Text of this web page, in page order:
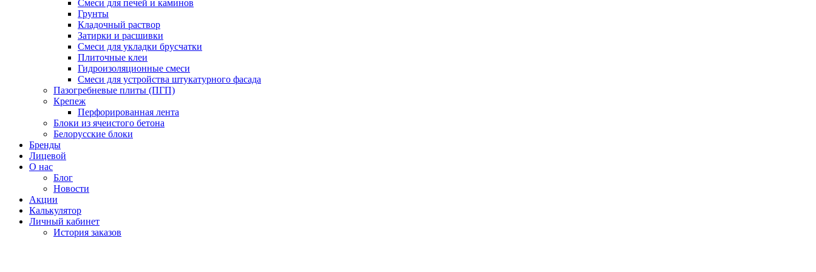
Смеси для печей и каминов
Грунты
Кладочный раствор
Затирки и расшивки
Смеси для укладки брусчатки
Плиточные клеи
Гидроизоляционные смеси
Смеси для устройства штукатурного фасада
Пазогребневые плиты (ПГП)
Крепеж
Перфорированная лента
Блоки из ячеистого бетона
Белорусские блоки
Бренды
Лицевой
О нас
Блог
Новости
Акции
Калькулятор
Личный кабинет
История заказов